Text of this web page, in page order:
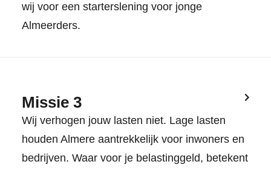
wij voor een starterslening voor jonge
Almeerders.
Missie 3
Wij verhogen jouw lasten niet. Lage lasten
houden Almere aantrekkelijk voor inwoners en
bedrijven. Waar voor je belastinggeld, betekent